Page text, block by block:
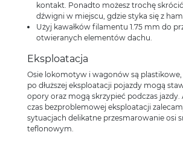
kontakt. Ponadto możesz trochę
dźwigni w miejscu, gdzie styka się z
Użyj kawałków filamentu 1.75 mm do
otwieranych elementów dachu.
Eksploatacja
Osie lokomotyw i wagonów są
po dłuższej eksploatacji pojazdy mogą
opory oraz mogą skrzypieć podczas jazdy.
czas bezproblemowej eksploatacji
sytuacjach delikatne przesmarowanie osi
teflonowym.